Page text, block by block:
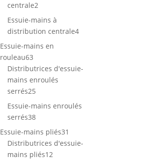
centrale2
produits
Essuie-mains à
distribution centrale44
Essuie-mains en
rouleau63
produits
Distributrices d'essuie-
mains enroulés
serrés25
produits
Essuie-mains enroulés
serrés3838
produits
Essuie-mains pliés31
produits
Distributrices d'essuie-
mains pliés12